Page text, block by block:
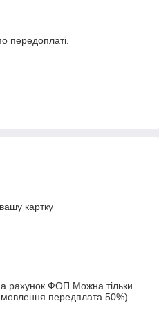
передоплаті.
картку
рахунок ФОП.Можна тільки
передплата 50%)